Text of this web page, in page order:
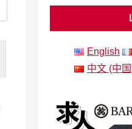
English
中文 (中